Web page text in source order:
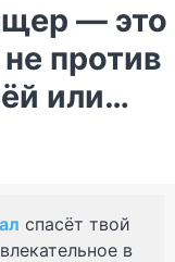
— это
против
или…
спасёт твой
в